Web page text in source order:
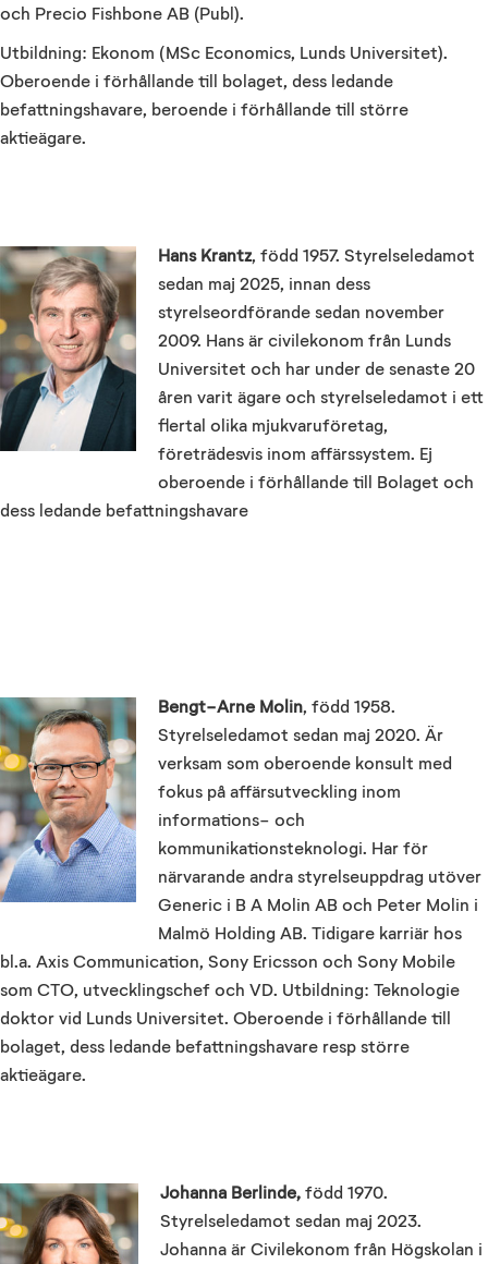
och Precio Fishbone AB (Publ).
Utbildning: Ekonom (MSc Economics, Lunds Universitet).
Oberoende i förhållande till bolaget, dess ledande
befattningshavare, beroende i förhållande till större
aktieägare.
Hans Krantz , född 1957. Styrelseledamot
sedan maj 2025, innan dess
styrelseordförande sedan november
2009. Hans är civilekonom från Lunds
Universitet och har under de senaste 20
åren varit ägare och styrelseledamot i ett
flertal olika mjukvaruföretag,
företrädesvis inom affärssystem. Ej
oberoende i förhållande till Bolaget och
dess ledande befattningshavare
Bengt-Arne Molin , född 1958.
Styrelseledamot sedan maj 2020. Är
verksam som oberoende konsult med
fokus på affärsutveckling inom
informations- och
kommunikationsteknologi. Har för
närvarande andra styrelseuppdrag utöver
Generic i B A Molin AB och Peter Molin i
Malmö Holding AB. Tidigare karriär hos
bl.a. Axis Communication, Sony Ericsson och Sony Mobile
som CTO, utvecklingschef och VD. Utbildning: Teknologie
doktor vid Lunds Universitet. Oberoende i förhållande till
bolaget, dess ledande befattningshavare resp större
aktieägare.
Johanna Berlinde, född 1970.
Styrelseledamot sedan maj 2023.
Johanna är Civilekonom från Högskolan i